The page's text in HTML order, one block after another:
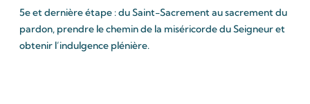
5e et dernière étape : du Saint-Sacrement au sacrement du
pardon, prendre le chemin de la miséricorde du Seigneur et
obtenir l’indulgence plénière.